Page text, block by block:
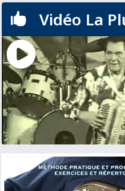
 Vidéo La